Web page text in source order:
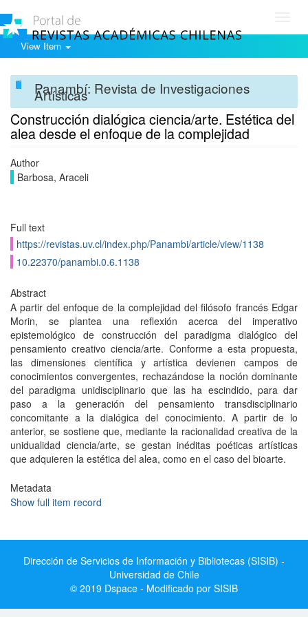
View Item
Panambí: Revista de Investigaciones
Artísticas
Construcción dialógica ciencia/arte. Estética del
alea desde el enfoque de la complejidad
Author
Barbosa, Araceli
Full text
https://revistas.uv.cl/index.php/Panambi/article/view/1138
10.22370/panambi.0.6.1138
Abstract
A partir del enfoque de la complejidad del filósofo francés Edgar
Morin, se plantea una reflexión acerca del imperativo
epistemológico de construcción del paradigma dialógico del
pensamiento creativo ciencia/arte. Conforme a esta propuesta,
las dimensiones científica y artística devienen campos de
conocimientos convergentes, rechazándose la noción dominante
del paradigma unidisciplinario que las ha escindido, para dar
paso a la generación del pensamiento transdisciplinario
concomitante a la dialógica del conocimiento. A partir de lo
anterior, se sostiene que, mediante la racionalidad creativa de la
unidualidad ciencia/arte, se gestan inéditas poéticas artísticas
que adquieren la estética del alea, como en el caso del bioarte.
Metadata
Show full item record
Dirección de Servicios de Información y Bibliotecas (SISIB) -
Universidad de Chile
© 2019 Dspace - Modificado por SISIB